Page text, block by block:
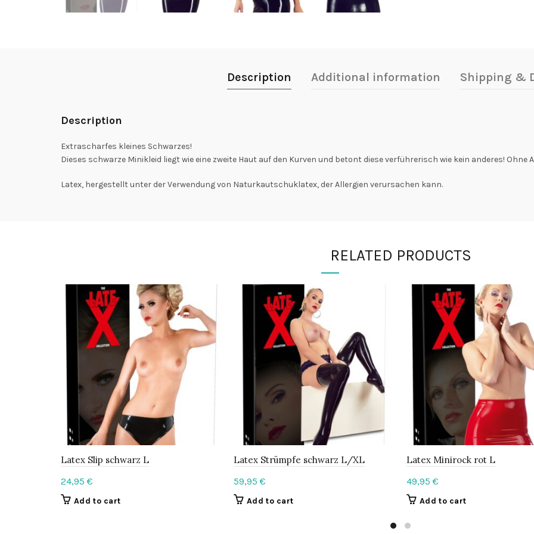
Description Additional information Shipping &
Description
Extrascharfes kleines Schwarzes!
Dieses schwarze Minikleid liegt wie eine zweite Haut auf den Kurven und betont diese verführerisch wie kein anderes! Ohne
Latex, hergestellt unter der Verwendung von Naturkautschuklatex, der Allergien verursachen kann.
RELATED PRODUCTS
Latex Slip schwarz L
24,95 €
Add to cart
Latex Strümpfe schwarz L/XL
59,95 €
Add to cart
Latex Minirock rot L
49,95 €
Add to cart